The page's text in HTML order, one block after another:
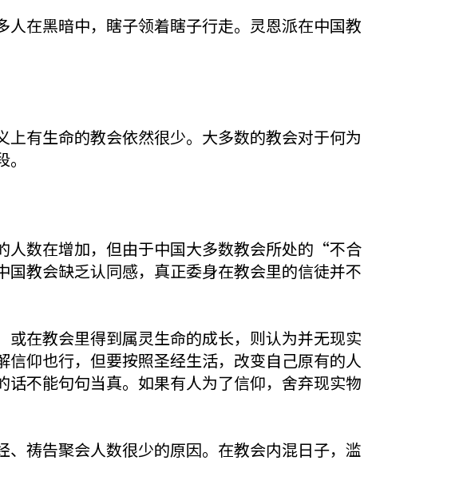
在黑暗中，瞎子领着瞎子行走。灵恩派在中国教
有生命的教会依然很少。大多数的教会对于何为
人数在增加，但由于中国大多数教会所处的“不合
教会缺乏认同感，真正委身在教会里的信徒并不
在教会里得到属灵生命的成长，则认为并无现实
仰也行，但要按照圣经生活，改变自己原有的人
不能句句当真。如果有人为了信仰，舍弃现实物
祷告聚会人数很少的原因。在教会内混日子，滥